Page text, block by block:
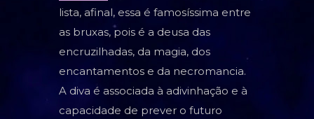
lista, afinal, essa é famosíssima entre
as bruxas, pois é a deusa das
encruzilhadas, da magia, dos
encantamentos e da necromancia.
A diva é associada à adivinhação e à
capacidade de prever o futuro